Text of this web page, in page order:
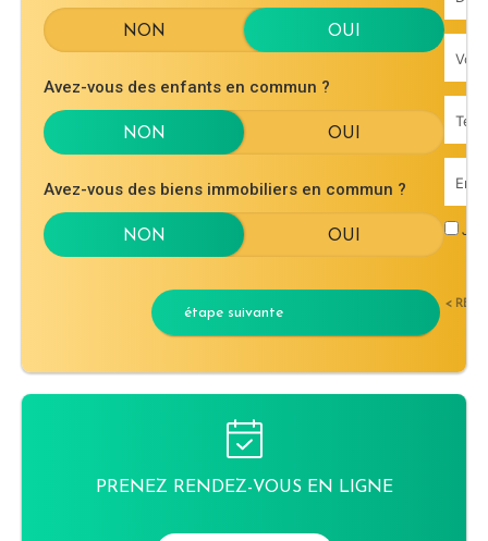
Avez-vous des enfants en commun ?
Avez-vous des biens immobiliers en commun ?
étape suivante <
PRENEZ RENDEZ-VOUS EN LIGNE